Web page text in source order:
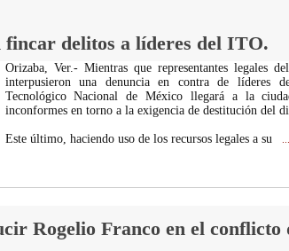
fincar delitos a líderes del ITO.
Orizaba, Ver.- Mientras que representantes legales
interpusieron una denuncia en contra de líderes
Tecnológico Nacional de México llegará a la
inconformes en torno a la exigencia de destitución del
Este último, haciendo uso de los recursos legales a su
Rogelio Franco en el conflicto